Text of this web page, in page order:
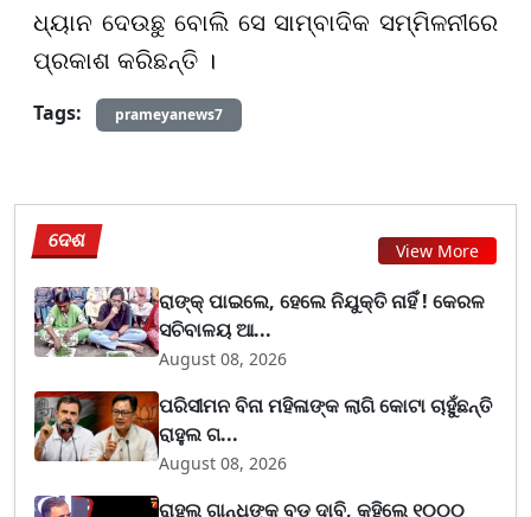
ଧ୍ୟାନ ଦେଉଛୁ ବୋଲି ସେ ସାମ୍ବାଦିକ ସମ୍ମିଳନୀରେ
ପ୍ରକାଶ କରିଛନ୍ତି ।
Tags:
prameyanews7
ଦେଶ View More
ରାଙ୍କ୍ ପାଇଲେ, ହେଲେ ନିଯୁକ୍ତି ନାହିଁ ! କେରଳ
ସଚିବାଳୟ ଆ...
August 08, 2026
ପରିସୀମନ ବିନା ମହିଳାଙ୍କ ଲାଗି କୋଟା ଚାହୁଁଛନ୍ତି
ରାହୁଲ ଗ...
August 08, 2026
ରାହୁଲ ଗାନ୍ଧିଙ୍କ ବଡ଼ ଦାବି, କହିଲେ ୧୦୦୦